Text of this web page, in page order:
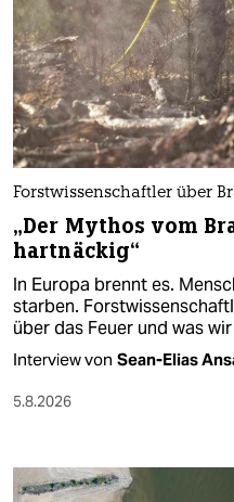
Forstwissenschaftler über
„Der Mythos vom
hartnäckig“
In Europa brennt es.
starben.
über das Feuer und was
Interview von Sean-Elias
5.8.2026